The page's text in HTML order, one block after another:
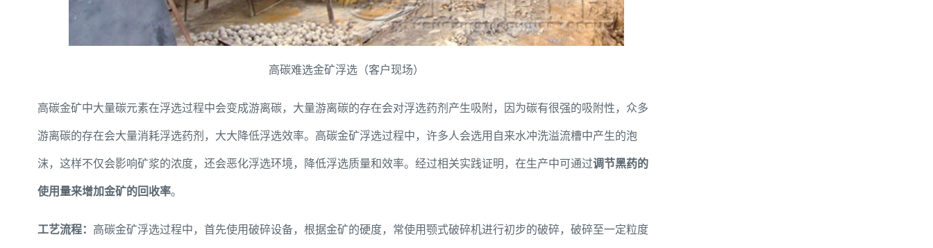
高碳难选金矿浮选（客户现场）
高碳金矿中大量碳元素在浮选过程中会变成游离碳，大量游离碳的存在会对浮选药剂产生吸附，因为碳有很强的吸附性，众多
游离碳的存在会大量消耗浮选药剂，大大降低浮选效率。高碳金矿浮选过程中，许多人会选用自来水冲洗溢流槽中产生的泡
沫，这样不仅会影响矿浆的浓度，还会恶化浮选环境，降低浮选质量和效率。经过相关实践证明，在生产中可通过调节黑药的
使用量来增加金矿的回收率。
工艺流程： 高碳金矿浮选过程中，首先使用破碎设备，根据金矿的硬度，常使用颚式破碎机进行初步的破碎，破碎至一定粒度